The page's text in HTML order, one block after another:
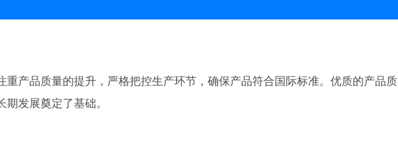
产品质量的提升，严格把控生产环节，确保产品符合国际标准。优质的产品质
发展奠定了基础。